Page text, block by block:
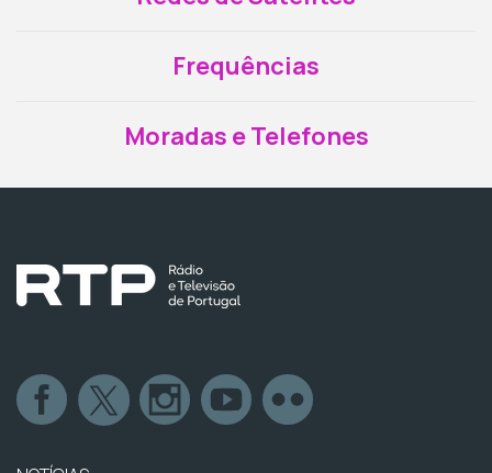
Frequências
Moradas e Telefones